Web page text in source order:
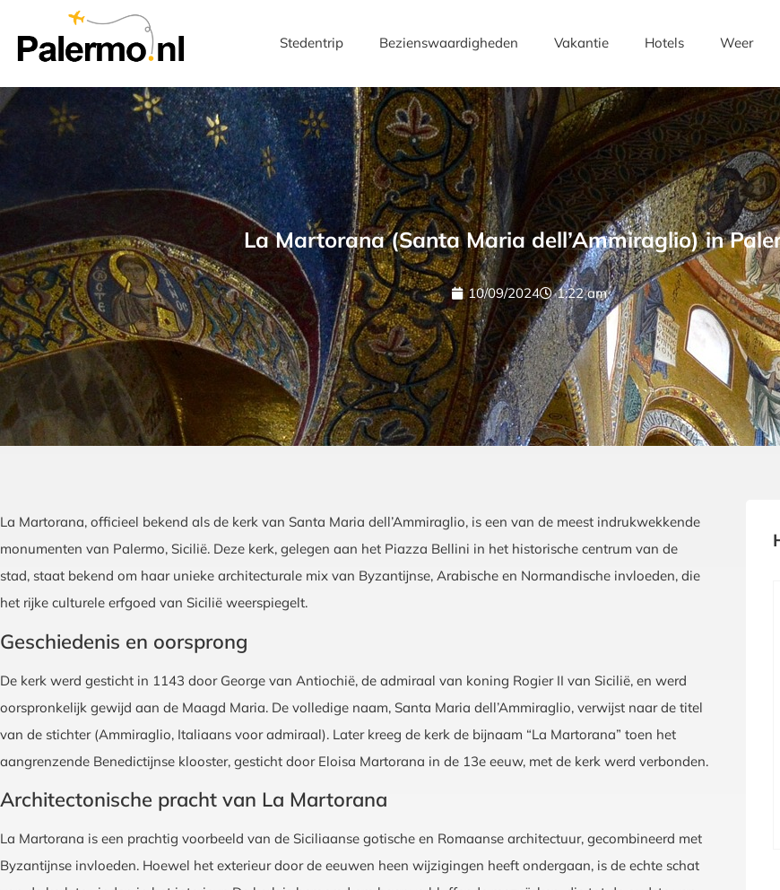
Stedentrip Bezienswaardigheden Vakantie Hotels Weer
La Martorana (Santa Maria dell’Ammiraglio) in
10/09/2024 1:22 am
La Martorana, officieel bekend als de kerk van Santa Maria dell’Ammiraglio, is een van de meest indrukwekkende
monumenten van Palermo, Sicilië. Deze kerk, gelegen aan het Piazza Bellini in het historische centrum van de
stad, staat bekend om haar unieke architecturale mix van Byzantijnse, Arabische en Normandische invloeden, die
het rijke culturele erfgoed van Sicilië weerspiegelt.
Geschiedenis en oorsprong
De kerk werd gesticht in 1143 door George van Antiochië, de admiraal van koning Rogier II van Sicilië, en werd
oorspronkelijk gewijd aan de Maagd Maria. De volledige naam, Santa Maria dell’Ammiraglio, verwijst naar de titel
van de stichter (Ammiraglio, Italiaans voor admiraal). Later kreeg de kerk de bijnaam “La Martorana” toen het
aangrenzende Benedictijnse klooster, gesticht door Eloisa Martorana in de 13e eeuw, met de kerk werd verbonden.
Architectonische pracht van La Martorana
La Martorana is een prachtig voorbeeld van de Siciliaanse gotische en Romaanse architectuur, gecombineerd met
Byzantijnse invloeden. Hoewel het exterieur door de eeuwen heen wijzigingen heeft ondergaan, is de echte schat